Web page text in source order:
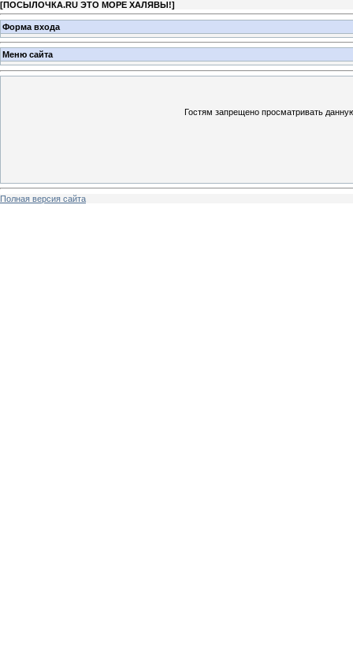
[ПОСЫЛОЧКА.RU ЭТО МОРЕ ХАЛЯВЫ!]
Форма входа
Меню сайта
Гостям запрещено просматривать
Полная версия сайта